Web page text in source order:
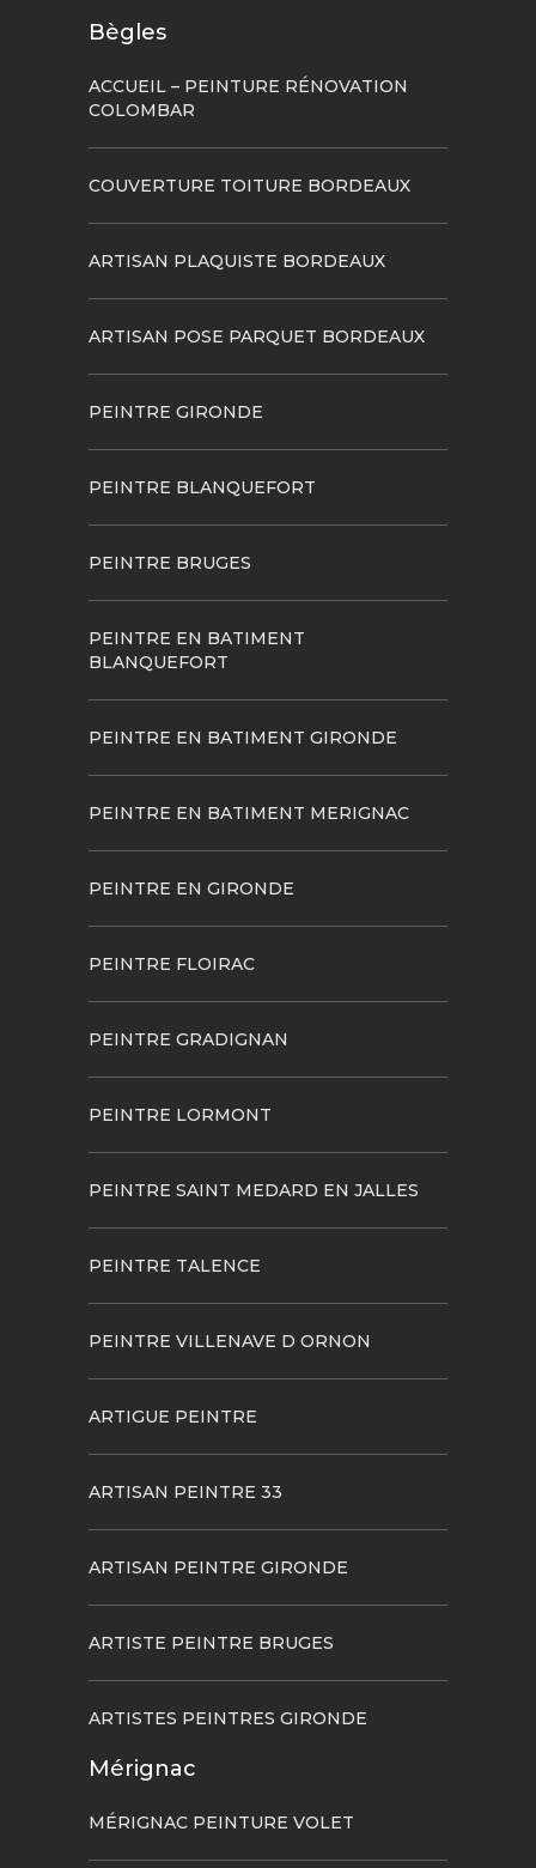
Bègles
ACCUEIL – PEINTURE RÉNOVATION
COLOMBAR
COUVERTURE TOITURE BORDEAUX
ARTISAN PLAQUISTE BORDEAUX
ARTISAN POSE PARQUET BORDEAUX
PEINTRE GIRONDE
PEINTRE BLANQUEFORT
PEINTRE BRUGES
PEINTRE EN BATIMENT
BLANQUEFORT
PEINTRE EN BATIMENT GIRONDE
PEINTRE EN BATIMENT MERIGNAC
PEINTRE EN GIRONDE
PEINTRE FLOIRAC
PEINTRE GRADIGNAN
PEINTRE LORMONT
PEINTRE SAINT MEDARD EN JALLES
PEINTRE TALENCE
PEINTRE VILLENAVE D ORNON
ARTIGUE PEINTRE
ARTISAN PEINTRE 33
ARTISAN PEINTRE GIRONDE
ARTISTE PEINTRE BRUGES
ARTISTES PEINTRES GIRONDE
Mérignac
MÉRIGNAC PEINTURE VOLET